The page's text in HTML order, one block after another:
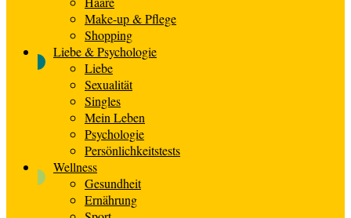
Make-up & Pflege
Shopping
Liebe & Psychologie
Liebe
Sexualität
Singles
Mein Leben
Psychologie
Persönlichkeitstests
Wellness
Gesundheit
Ernährung